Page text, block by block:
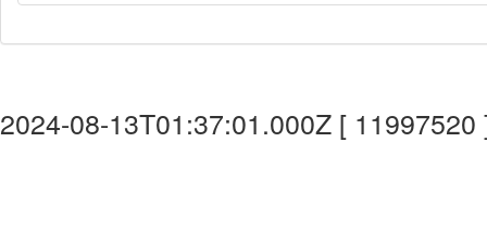
2024-08-13T01:37:01.000Z [ 11997520